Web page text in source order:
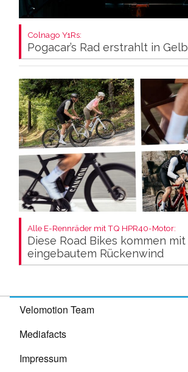
Colnago Y1Rs:
Pogacar’s Rad erstrahlt in Gelb
Alle E-Rennräder mit TQ HPR40-Motor:
Diese Road Bikes kommen mit
eingebautem Rückenwind
Velomotion Team
Mediafacts
Impressum